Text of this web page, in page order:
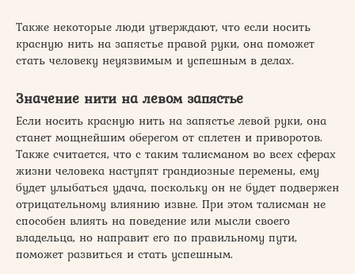
Также некоторые люди утверждают, что если носить
красную нить на запястье правой руки, она поможет
стать человеку неуязвимым и успешным в делах.
Значение нити на левом запястье
Если носить красную нить на запястье левой руки, она
станет мощнейшим оберегом от сплетен и приворотов.
Также считается, что с таким талисманом во всех сферах
жизни человека наступят грандиозные перемены, ему
будет улыбаться удача, поскольку он не будет подвержен
отрицательному влиянию извне. При этом талисман не
способен влиять на поведение или мысли своего
владельца, но направит его по правильному пути,
поможет развиться и стать успешным.